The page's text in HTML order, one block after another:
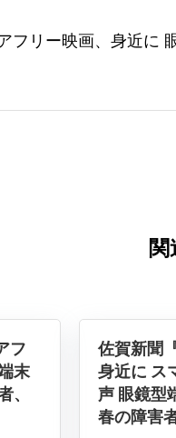
フリー映画、身近に
フ
末
、
佐賀新聞
身近に ス
声 眼鏡型
春の障害